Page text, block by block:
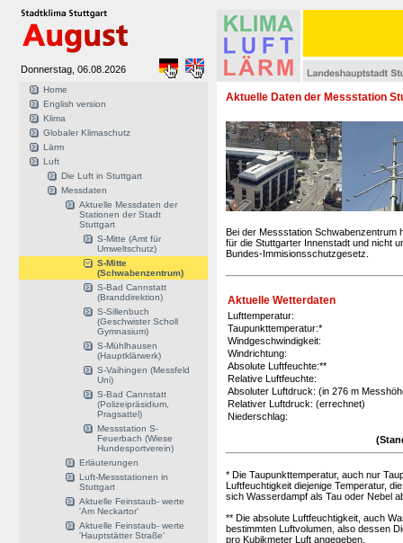
Donnerstag, 06.08.2026
Home
English version
Klima
Globaler Klimaschutz
Lärm
Luft
Die Luft in Stuttgart
Messdaten
Aktuelle Messdaten der
Stationen der Stadt
Stuttgart
S-Mitte (Amt für
Umweltschutz)
S-Mitte
(Schwabenzentrum)
S-Bad Cannstatt
(Branddirektion)
S-Sillenbuch
(Geschwister Scholl
Gymnasium)
S-Mühlhausen
(Hauptklärwerk)
S-Vaihingen (Messfeld
Uni)
S-Bad Cannstatt
(Polizeipräsidium,
Pragsattel)
Messstation S-
Feuerbach (Wiese
Hundesportverein)
Erläuterungen
Luft-Messstationen in
Stuttgart
Aktuelle Feinstaub- werte
'Am Neckartor'
Aktuelle Feinstaub- werte
'Hauptstätter Straße'
Aktuelle Daten der Messstation
Bei der Messstation Schwabenzentrum
für die Stuttgarter Innenstadt und nicht
Bundes-Immisionsschutzgesetz.
Aktuelle Wetterdaten
Lufttemperatur:
Taupunkttemperatur:*
Windgeschwindigkeit:
Windrichtung:
Absolute Luftfeuchte:**
Relative Luftfeuchte:
Absoluter Luftdruck: (in 276 m
Relativer Luftdruck: (errechnet)
Niederschlag:
* Die Taupunkttemperatur, auch nur
Luftfeuchtigkeit diejenige Temperatur,
sich Wasserdampf als Tau oder Nebel
** Die absolute Luftfeuchtigkeit, auch
bestimmten Luftvolumen, also dessen
pro Kubikmeter Luft angegeben.